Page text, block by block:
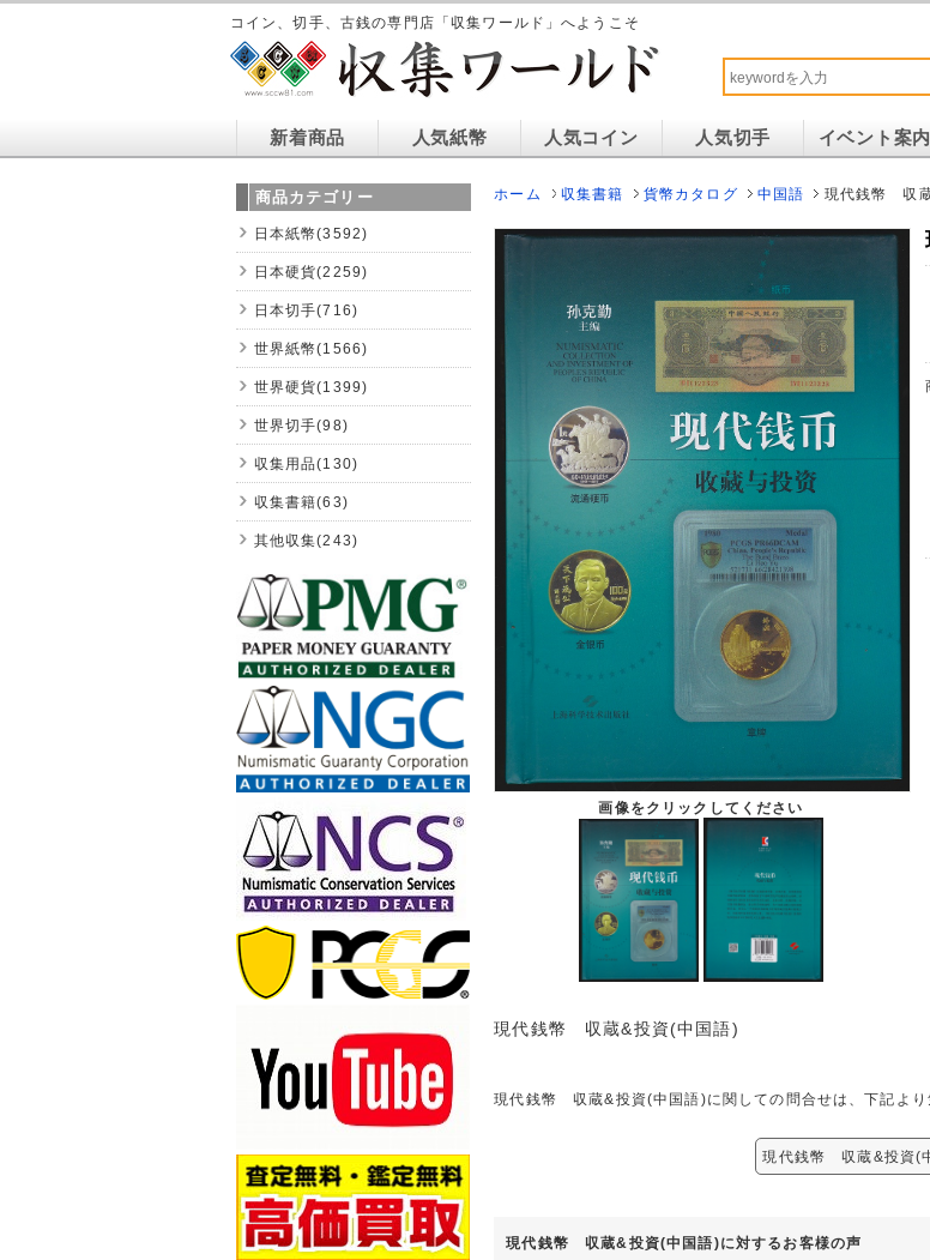
コイン、切手、古銭の専門店「収集ワールド」へようこそ
新着商品 人気紙幣 人気コイン 人気切手 イベント案内
ホーム 収集書籍 貨幣カタログ 中国語 現代銭幣 収
画像をクリックしてください
現代銭幣 収蔵&投資(中国語)
現代銭幣 収蔵&投資(中国語)に関しての問合せは、下記より
現代銭幣 収蔵&投資(
現代銭幣 収蔵&投資(中国語)に対するお客様の声
商品カテゴリー
日本紙幣(3592)
日本硬貨(2259)
日本切手(716)
世界紙幣(1566)
世界硬貨(1399)
世界切手(98)
収集用品(130)
収集書籍(63)
其他収集(243)